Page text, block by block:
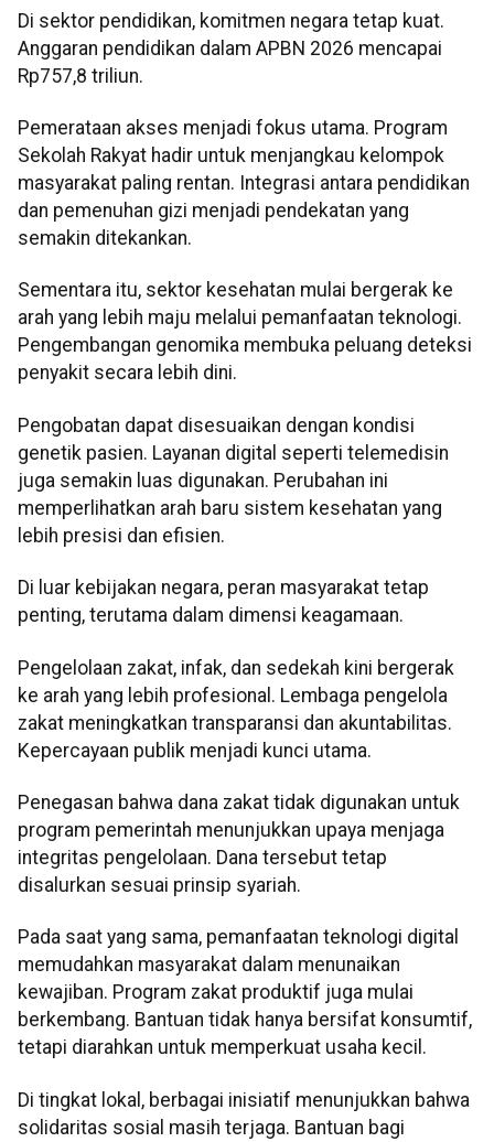
Di sektor pendidikan, komitmen negara tetap kuat.
Anggaran pendidikan dalam APBN 2026 mencapai
Rp757,8 triliun.
Pemerataan akses menjadi fokus utama. Program
Sekolah Rakyat hadir untuk menjangkau kelompok
masyarakat paling rentan. Integrasi antara pendidikan
dan pemenuhan gizi menjadi pendekatan yang
semakin ditekankan.
Sementara itu, sektor kesehatan mulai bergerak ke
arah yang lebih maju melalui pemanfaatan teknologi.
Pengembangan genomika membuka peluang deteksi
penyakit secara lebih dini.
Pengobatan dapat disesuaikan dengan kondisi
genetik pasien. Layanan digital seperti telemedisin
juga semakin luas digunakan. Perubahan ini
memperlihatkan arah baru sistem kesehatan yang
lebih presisi dan efisien.
Di luar kebijakan negara, peran masyarakat tetap
penting, terutama dalam dimensi keagamaan.
Pengelolaan zakat, infak, dan sedekah kini bergerak
ke arah yang lebih profesional. Lembaga pengelola
zakat meningkatkan transparansi dan akuntabilitas.
Kepercayaan publik menjadi kunci utama.
Penegasan bahwa dana zakat tidak digunakan untuk
program pemerintah menunjukkan upaya menjaga
integritas pengelolaan. Dana tersebut tetap
disalurkan sesuai prinsip syariah.
Pada saat yang sama, pemanfaatan teknologi digital
memudahkan masyarakat dalam menunaikan
kewajiban. Program zakat produktif juga mulai
berkembang. Bantuan tidak hanya bersifat konsumtif,
tetapi diarahkan untuk memperkuat usaha kecil.
Di tingkat lokal, berbagai inisiatif menunjukkan bahwa
solidaritas sosial masih terjaga. Bantuan bagi